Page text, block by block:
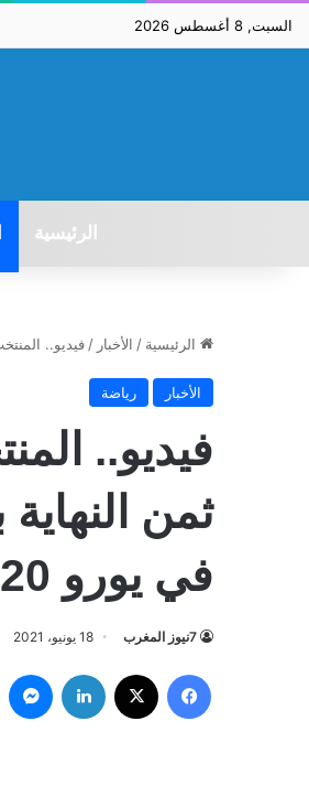
السبت, 8 أغسطس 2026
الرئيسية
الرئيسية / الأخبار / فيديو.. المنتخب
الأخبار رياضة
فيديو..
في يورو 2020
7نيوز المغرب 18 يونيو، 2021